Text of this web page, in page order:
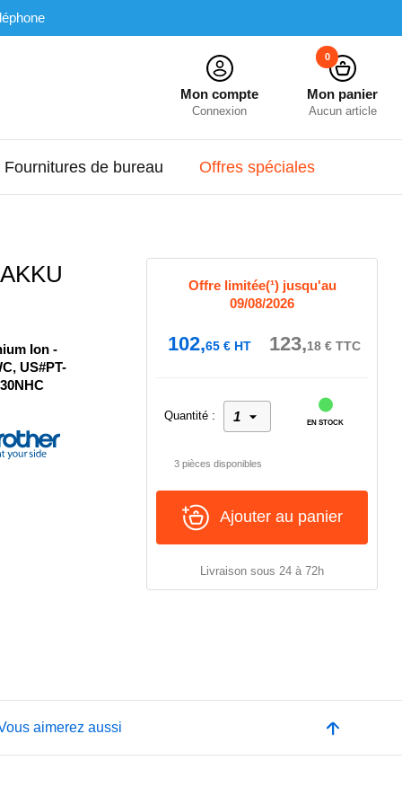
Mon compte
Connexion
Mon panier
Aucun article
0
Fournitures de bureau Offres spéciales
Ion -
US#PT-
Offre limitée(¹) jusqu'au
09/08/2026
102,65€HT 123,18 € TTC
Quantité :
EN STOCK
3 pièces disponibles
Ajouter au panier
Livraison sous 24 à 72h
aimerez aussi